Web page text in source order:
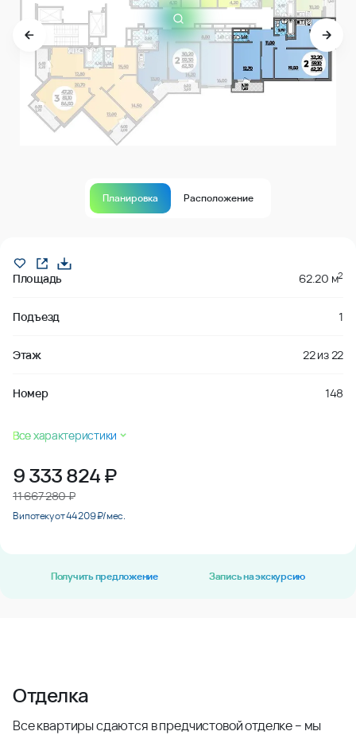
Планировка Расположение
Площадь 62.20 м2
Подъезд 1
Этаж 22из22
Номер 148
Все характеристики
9 333 824₽
11 667 280 ₽
В ипотеку от 44 209 ₽/мес.
Получить предложение Запись на экскурсию
Отделка
Все квартиры сдаются в предчистовой отделке – мы